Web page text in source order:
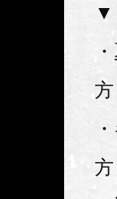
▼
方
方